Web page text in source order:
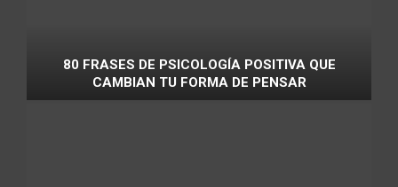
80 FRASES DE PSICOLOGÍA POSITIVA QUE
CAMBIAN TU FORMA DE PENSAR